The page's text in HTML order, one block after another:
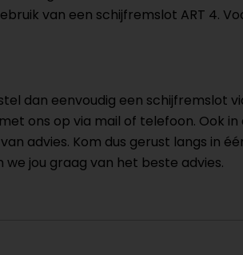
van een schijfremslot ART 4.
dan eenvoudig een schijfremslot
met ons op via mail of telefoon. Ook in
advies. Kom dus gerust langs in
jou graag van het beste advies.